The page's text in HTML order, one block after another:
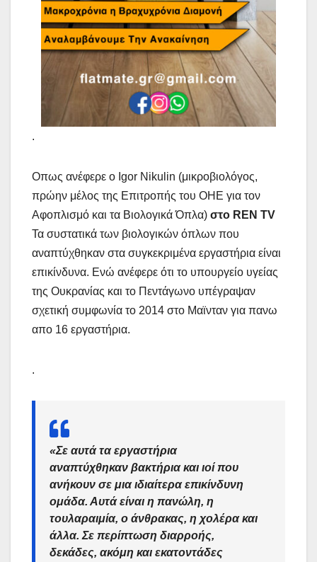
.
Οπως ανέφερε ο Igor Nikulin (μικροβιολόγος,
πρώην μέλος της Επιτροπής του ΟΗΕ για τον
Αφοπλισμό και τα Βιολογικά Όπλα) στο REN TV
Τα συστατικά των βιολογικών όπλων που
αναπτύχθηκαν στα συγκεκριμένα εργαστήρια είναι
επικίνδυνα. Ενώ ανέφερε ότι το υπουργείο υγείας
της Ουκρανίας και το Πεντάγωνο υπέγραψαν
σχετική συμφωνία το 2014 στο Μαϊνταν για πανω
απο 16 εργαστήρια.
.
«Σε αυτά τα εργαστήρια
αναπτύχθηκαν βακτήρια και ιοί που
ανήκουν σε μια ιδιαίτερα επικίνδυνη
ομάδα. Αυτά είναι η πανώλη, η
τουλαραιμία, ο άνθρακας, η χολέρα και
άλλα. Σε περίπτωση διαρροής,
δεκάδες, ακόμη και εκατοντάδες